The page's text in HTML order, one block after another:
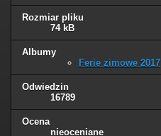
Rozmiar pliku
74 kB
Albumy
Ferie zimowe 2017
Odwiedzin
16789
Ocena
nieoceniane